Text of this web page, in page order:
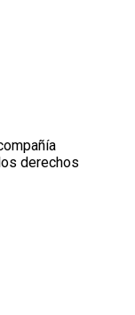
derechos